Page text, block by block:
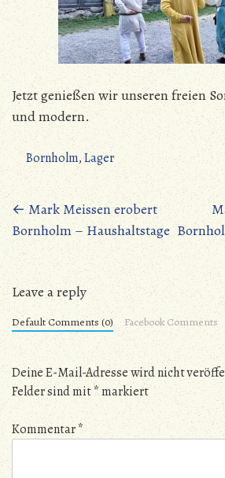
Jetzt genießen wir unseren freien
und modern.
Bornholm,Lager
Beitragsnavigation
← Mark Meissen erobert
Bornholm – Haushaltstage
Leave a reply
Default Comments (0) Facebook Comments
Deine E-Mail-Adresse wird nicht
Felder sind mit*markiert
Kommentar*